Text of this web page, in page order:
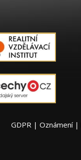
GDPR | Oznámení|